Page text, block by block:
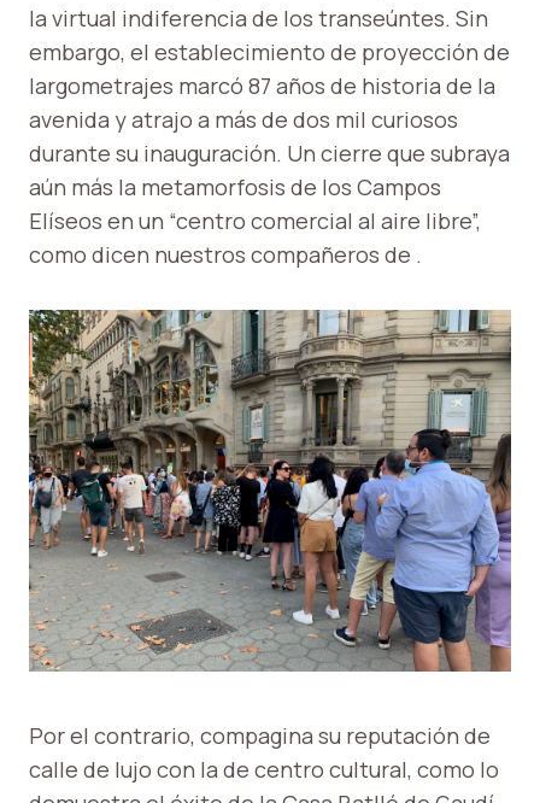
la virtual indiferencia de los transeúntes. Sin
embargo, el establecimiento de proyección de
largometrajes marcó 87 años de historia de la
avenida y atrajo a más de dos mil curiosos
durante su inauguración. Un cierre que subraya
aún más la metamorfosis de los Campos
Elíseos en un “centro comercial al aire libre”,
como dicen nuestros compañeros de .
Por el contrario, compagina su reputación de
calle de lujo con la de centro cultural, como lo